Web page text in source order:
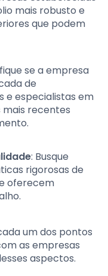
mais robusto e
que podem
se a empresa
de
e especialistas em
mais recentes
: Busque
rigorosas de
oferecem
um dos pontos
as empresas
aspectos.